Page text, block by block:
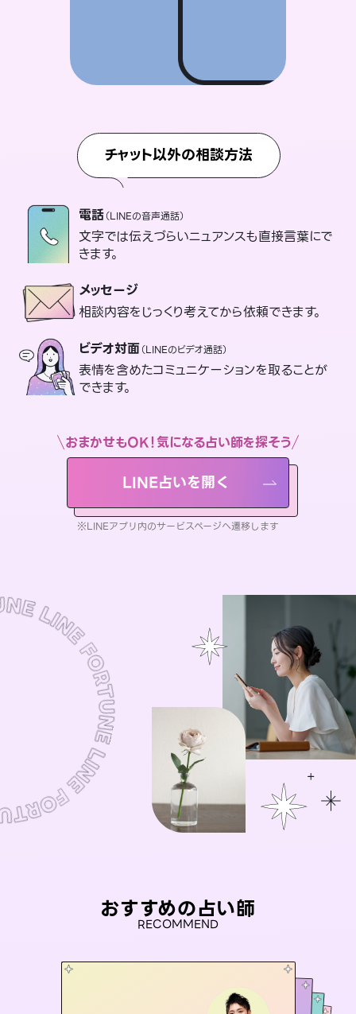
チャット以外の相談方法
電話（LINEの音声通話）
文字では伝えづらいニュアンスも直接言葉にで
きます。
メッセージ
相談内容をじっくり考えてから依頼できます。
ビデオ対面（LINEのビデオ通話）
表情を含めたコミュニケーションを取ることが
できます。
おまかせもOK！気になる占い師を探そう
LINE占いを開く
※LINEアプリ内のサービスページへ遷移します
おすすめの占い師
RECOMMEND